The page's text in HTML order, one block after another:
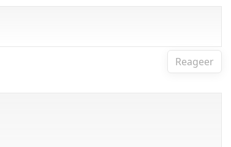
Reageer